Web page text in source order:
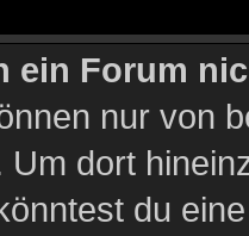
ein Forum
nur von
Um dort
du